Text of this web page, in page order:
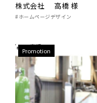
株式会社 高橋 様
#ホームページデザイン
Promotion